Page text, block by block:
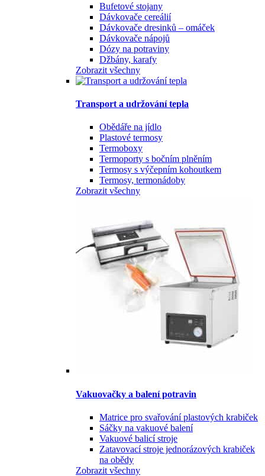
Bufetové stojany
Dávkovače cereálií
Dávkovače dresinků – omáček
Dávkovače nápojů
Dózy na potraviny
Džbány, karafy
Zobrazit všechny
Transport a udržování tepla
Obědáře na jídlo
Plastové termosy
Termoboxy
Termoporty s bočním plněním
Termosy s výčepním kohoutkem
Termosy, termonádoby
Zobrazit všechny
Vakuovačky a balení potravin
Matrice pro svařování plastových krabiček
Sáčky na vakuové balení
Vakuové balicí stroje
Zatavovací stroje jednorázových krabiček
na obědy
Zobrazit všechny